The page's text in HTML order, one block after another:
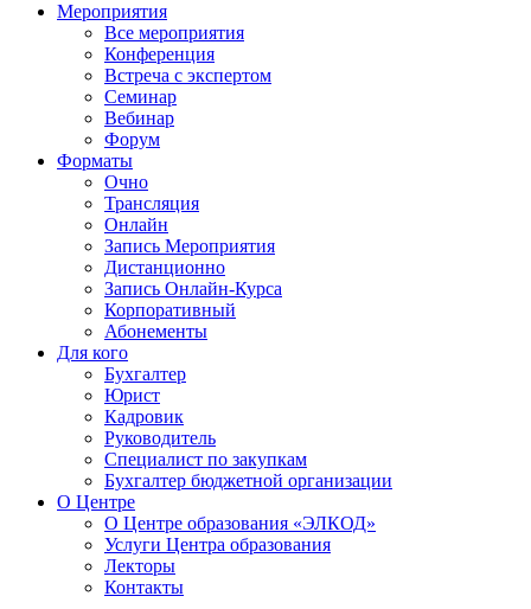
Мероприятия
Все мероприятия
Конференция
Встреча с экспертом
Семинар
Вебинар
Форум
Форматы
Очно
Трансляция
Онлайн
Запись Мероприятия
Дистанционно
Запись Онлайн-Курса
Корпоративный
Абонементы
Для кого
Бухгалтер
Юрист
Кадровик
Руководитель
Специалист по закупкам
Бухгалтер бюджетной организации
О Центре
О Центре образования «ЭЛКОД»
Услуги Центра образования
Лекторы
Контакты